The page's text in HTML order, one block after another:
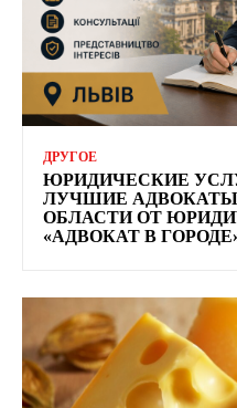
ДРУГОЕ
ЮРИДИЧЕСКИЕ
ЛУЧШИЕ
ОБЛАСТИ ОТ
«АДВОКАТ В